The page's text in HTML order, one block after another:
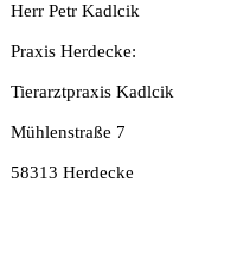
Herr Petr Kadlcik
Praxis Herdecke:
Tierarztpraxis Kadlcik
Mühlenstraße 7
58313 Herdecke